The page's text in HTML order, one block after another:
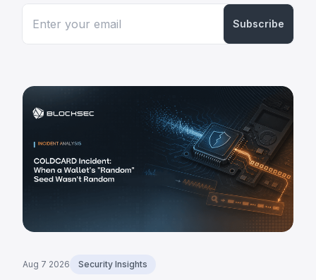
Subscribe
Aug 7 2026 Security Insights